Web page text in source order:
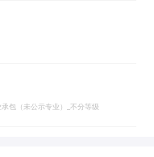
包（未公示专业）_不分等级